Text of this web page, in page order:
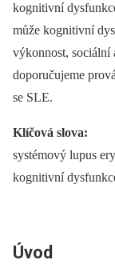
kognitivní
může kognitivní
výkonnost, sociální
doporučujeme
se SLE.
Klíčová slova:
systémový lupus
kognitivní
Úvod